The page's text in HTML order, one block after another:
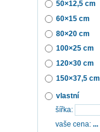
50×12,5 cm
60×15 cm
80×20 cm
100×25 cm
120×30 cm
150×37,5 cm
vlastní
šířka:
vaše cena: ...